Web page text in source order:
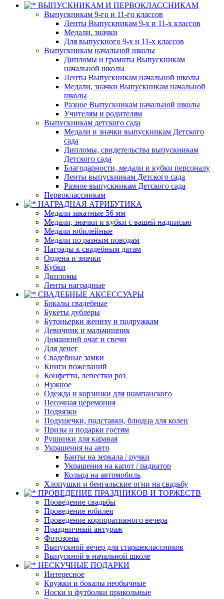
ВЫПУСКНИКАМ И ПЕРВОКЛАССНИКАМ
Выпускникам 9-го и 11-го классов
Ленты Выпускникам 9-х и 11-х классов
Медали, значки
Для выпускного 9-х и 11-х классов
Выпускникам начальной школы
Дипломы и грамоты Выпускникам
начальной школы
Ленты Выпускникам начальной школы
Медали, значки Выпускникам начальной
школы
Разное Выпускникам начальной школы
Учителям и родителям
Выпускникам детского сада
Медали и значки выпускникам Детского
сада
Дипломы, свидетельства выпускникам
Детского сада
Благодарности, медали и кубки персоналу
Ленты выпускникам Детского сада
Разное выпускникам Детского сада
Первоклассникам
НАГРАДНАЯ АТРИБУТИКА
Медали закатные 56 мм
Медали, значки и кубки с вашей надписью
Медали юбилейные
Медали по разным поводам
Награды к свадебным датам
Ордена и значки
Кубки
Дипломы
Ленты наградные
СВАДЕБНЫЕ АКСЕССУАРЫ
Бокалы свадебные
Букеты дублеры
Бутоньерки жениху и подружкам
Девичник и мальчишник
Домашний очаг и свечи
Для денег
Свадебные замки
Книги пожеланий
Конфетти, лепестки роз
Нужное
Одежда и корзинки для шампанского
Песочная церемония
Подвязки
Подушечки, подставки, блюдца для колец
Призы и подарки гостям
Рушники для каравая
Украшения на авто
Банты на зеркала / ручки
Украшения на капот / радиатор
Кольца на автомобиль
Хлопушки и бенгальские огни на свадьбу
ПРОВЕДЕНИЕ ПРАЗДНИКОВ И ТОРЖЕСТВ
Проведение свадьбы
Проведение юбилея
Проведение корпоративного вечера
Праздничный антураж
Фотозоны
Выпускной вечер для старшеклассников
Выпускной в начальной школе
НЕСКУЧНЫЕ ПОДАРКИ
Интересное
Кружки и бокалы необычные
Носки и футболки прикольные